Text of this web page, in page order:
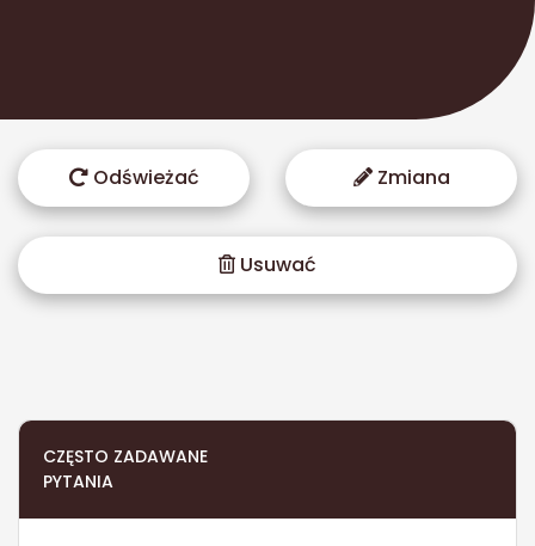
Odświeżać Zmiana
Usuwać
CZĘSTO ZADAWANE
PYTANIA